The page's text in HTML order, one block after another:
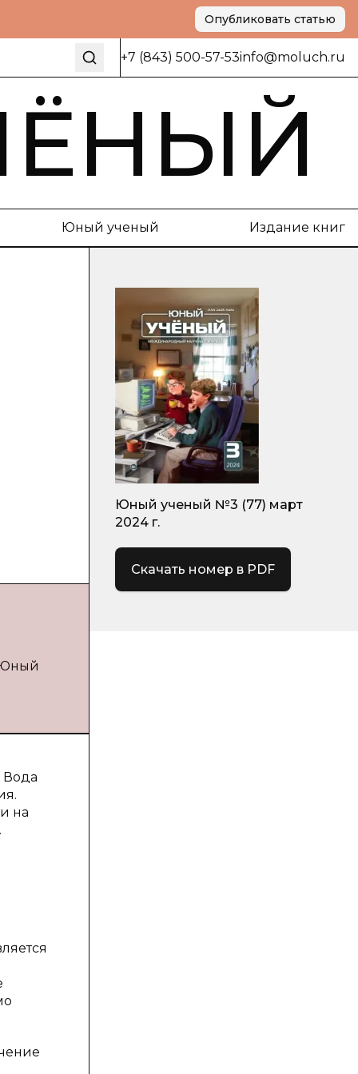
Опубликовать статью
+7 (843) 500-57-53info@moluch.ru
Юный ученый Издание книг
Юный
Вода
на
Юный ученый №3 (77) март
2024 г.
Скачать номер в PDF